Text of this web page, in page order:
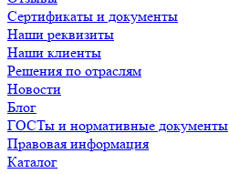
Сертификаты и документы
Наши реквизиты
Наши клиенты
Решения по отраслям
Новости
Блог
ГОСТы и нормативные документы
Правовая информация
Каталог